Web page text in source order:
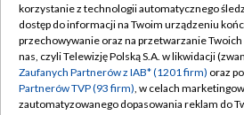
TVP
Abonament TVP
Emisja w TVP
Centrum informacji TVP
Regulamin
Polityka
Moje zgody
korzystanie z technologii automatycznego
dostęp do informacji na Twoim urządzeniu
przechowywanie oraz na przetwarzanie
nas, czyli Telewizję Polską S.A. w likwidacji
Zaufanych Partnerów z IAB* (1201 firm) oraz
Partnerów TVP (93 firm), w celach
zautomatyzowanego dopasowania reklam do